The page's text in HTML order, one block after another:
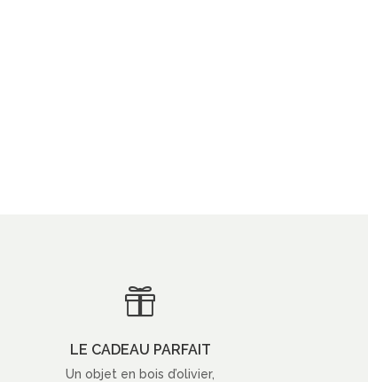

LE CADEAU PARFAIT
Un objet en bois d’olivier,